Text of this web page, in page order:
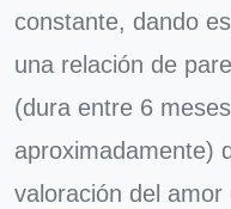
constante, dando
una relación de
(dura entre 6
aproximadamente)
valoración del